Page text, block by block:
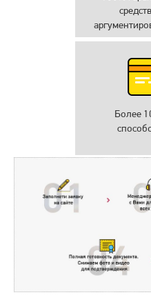
Более